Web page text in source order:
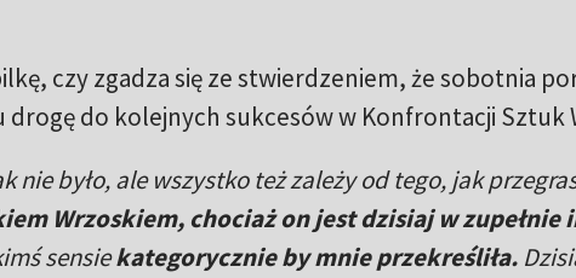
czy zgadza się ze stwierdzeniem, że sobotnia
drogę do kolejnych sukcesów w Konfrontacji Sztuk
nie było, ale wszystko też zależy od tego, jak
Wrzoskiem, chociaż on jest dzisiaj w zupełnie
sensiekategorycznie by mnie przekreśliła.